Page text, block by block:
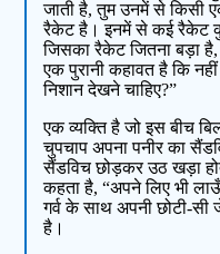
जाती है, तुम उनमें से किसी
रैकेट है। इनमें से कई रैकेट
जिसका रैकेट जितना बड़ा
एक पुरानी कहावत है कि
निशान देखने चाहिए?”
एक व्यक्ति है जो इस बीच
चुपचाप अपना पनीर का
सैंडविच छोड़कर उठ खड़ा
कहता है, “अपने लिए भी
गर्व के साथ अपनी छोटी-सी
है।